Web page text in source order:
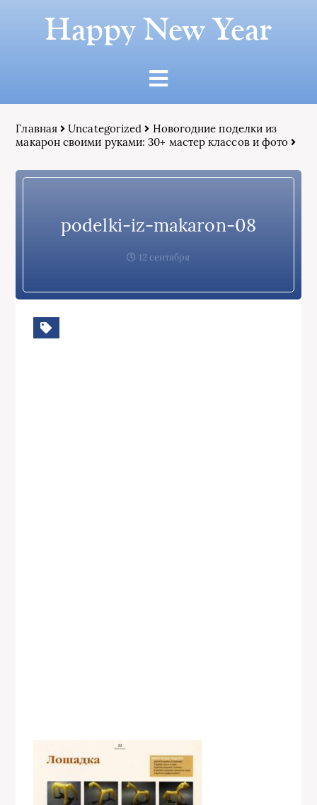
Happy New Year
Главная Uncategorized
Новогодние поделки из
макарон своими руками: 30+ мастер классов и фото
podelki-iz-makaron-08
12 сентября